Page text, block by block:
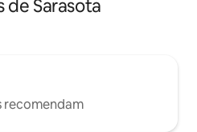
de Sarasota
recomendam